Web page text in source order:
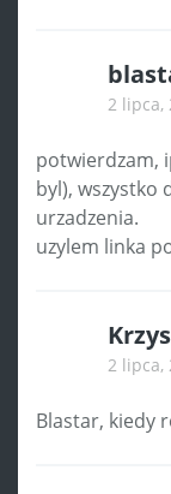
2 lipca,
potwierdzam,
byl), wszystko
urzadzenia.
uzylem linka
2 lipca,
Blastar, kiedy